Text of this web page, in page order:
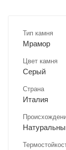
Тип камня
Мрамор
Цвет камня
Серый
Страна
Италия